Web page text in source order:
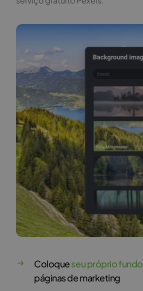
Coloqueseu próprio fundo
páginas de marketing